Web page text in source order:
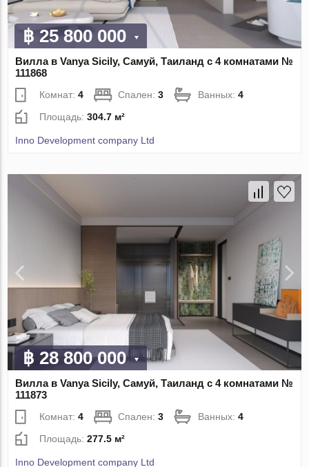
฿ 25 800 000
Вилла в Vanya Sicily, Самуй, Таиланд с 4 комнатами №
111868
Комнат:4 Спален:3 Ванных:4
Площадь:304.7 м²
Inno Development company Ltd
฿ 28 800 000
Вилла в Vanya Sicily, Самуй, Таиланд с 4 комнатами №
111873
Комнат:4 Спален:3 Ванных:4
Площадь:277.5 м²
Inno Development company Ltd